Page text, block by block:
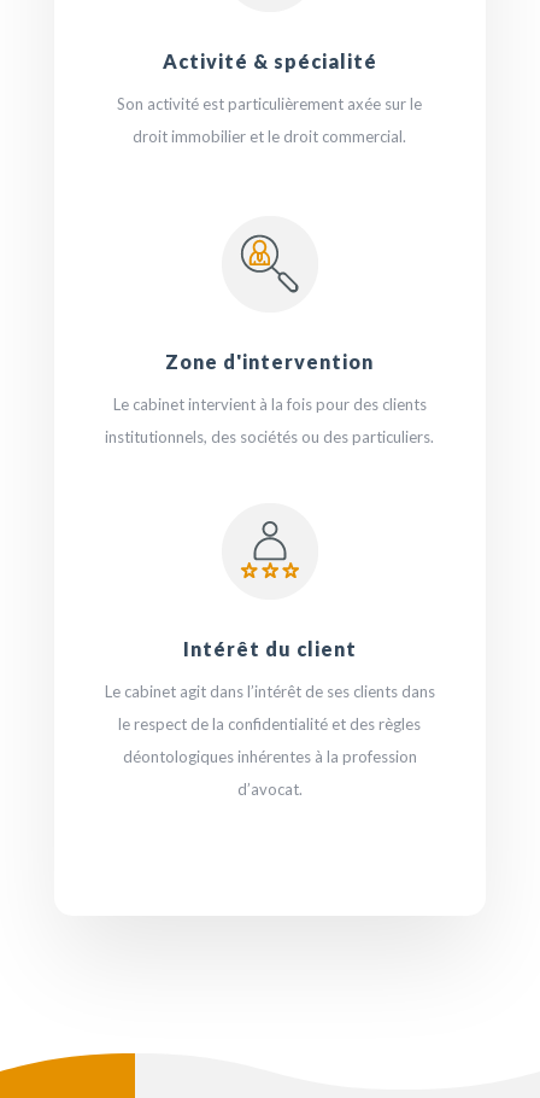
Activité & spécialité
Son activité est particulièrement axée sur le
droit immobilier et le droit commercial.
Zone d'intervention
Le cabinet intervient à la fois pour des clients
institutionnels, des sociétés ou des particuliers.
Intérêt du client
Le cabinet agit dans l’intérêt de ses clients dans
le respect de la confidentialité et des règles
déontologiques inhérentes à la profession
d’avocat.